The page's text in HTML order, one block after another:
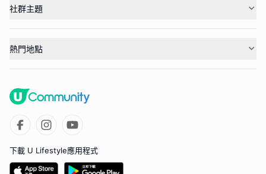
社群主題
熱門地點
下載 U Lifestyle應用程式